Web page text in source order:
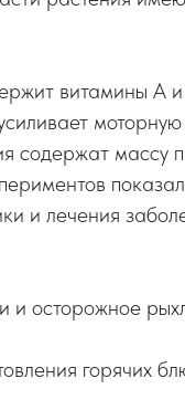
витамины А
содержат массу
и лечения
и осторожное
горячих